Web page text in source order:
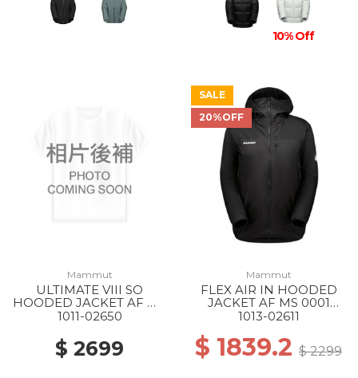
10% Off
Mammut
ULTIMATE VIII SO
HOODED JACKET AF MS
1288 SILVER SAGE
1011-02650
$ 2699
SALE
20%OFF
Mammut
FLEX AIR IN HOODED
JACKET AF MS 0001
BLACK
1013-02611
$ 1839.2 $ 2299